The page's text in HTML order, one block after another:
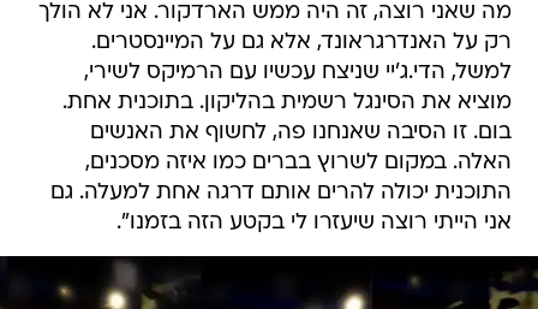
מה שאני רוצה, זה היה ממש הארדקור. אני לא הולך
רק על האנדרגראונד, אלא גם על המיינסטרים.
למשל, הדי.ג'יי שניצח עכשיו עם הרמיקס לשירי,
מוציא את הסינגל רשמית בהליקון. בתוכנית אחת.
בום. זו הסיבה שאנחנו פה, לחשוף את האנשים
האלה. במקום לשרוץ בברים כמו איזה מסכנים,
התוכנית יכולה להרים אותם דרגה אחת למעלה. גם
אני הייתי רוצה שיעזרו לי בקטע הזה בזמנו".